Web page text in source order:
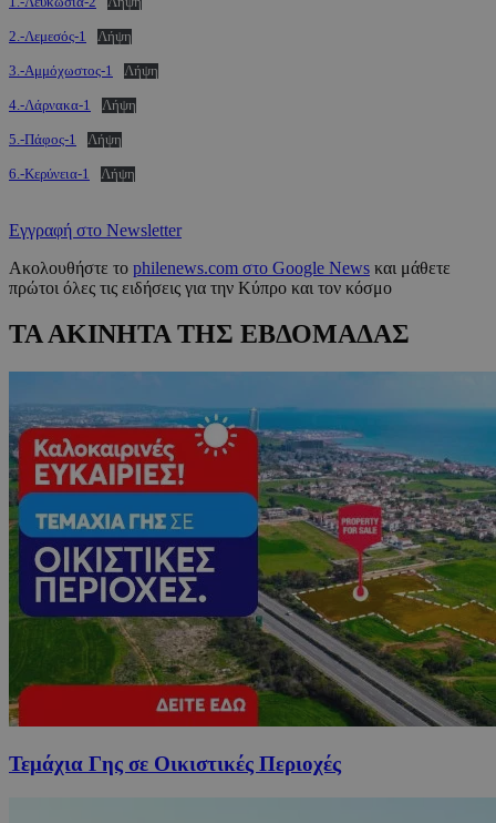
2.-Λεμεσός-1 Λήψη
3.-Αμμόχωστος-1 Λήψη
4.-Λάρνακα-1 Λήψη
5.-Πάφος-1 Λήψη
6.-Κερύνεια-1 Λήψη
Εγγραφή στο Newsletter
Ακολουθήστε το philenews.com στο Google News και μάθετε
πρώτοι όλες τις ειδήσεις για την Κύπρο και τον κόσμο
ΤΑ ΑΚΙΝΗΤΑ ΤΗΣ ΕΒΔΟΜΑΔΑΣ
Τεμάχια Γης σε Οικιστικές Περιοχές